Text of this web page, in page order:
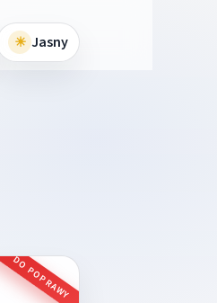
☀ Jasny
DO POPRAWY